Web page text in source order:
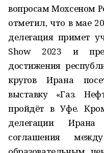
вопросам Мохсеном
отметил, что в мае
делегация примет
Show 2023 и
достижения
кругов Ирана
выставку «Газ.
пройдёт в Уфе.
делегации
соглашения